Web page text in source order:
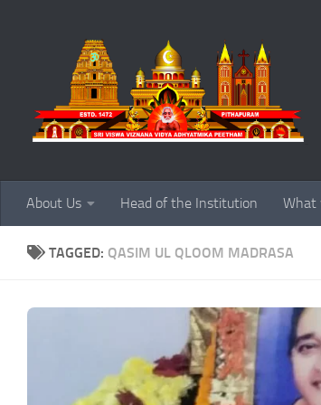
About Us Head of the Institution What
TAGGED: QASIM UL QLOOM MADRASA